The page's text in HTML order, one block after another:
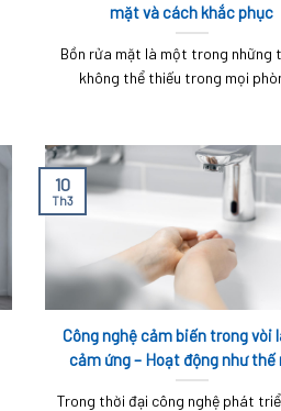
mặt và cách khắc phục
Bồn rửa mặt là một trong những
không thể thiếu trong mọi
Công nghệ cảm biến trong vòi
cảm ứng – Hoạt động như thế
Trong thời đại công nghệ phát
10
Th3